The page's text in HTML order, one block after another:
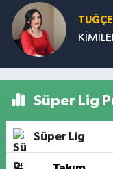
Süper Lig
Süper Lig